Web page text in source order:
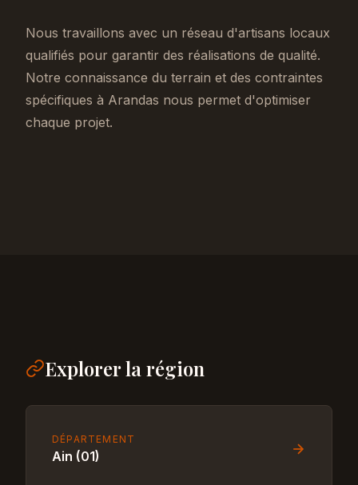
Nous travaillons avec un réseau d'artisans locaux
qualifiés pour garantir des réalisations de qualité.
Notre connaissance du terrain et des contraintes
spécifiques à Arandas nous permet d'optimiser
chaque projet.
Explorer la région
DÉPARTEMENT
Ain (01)